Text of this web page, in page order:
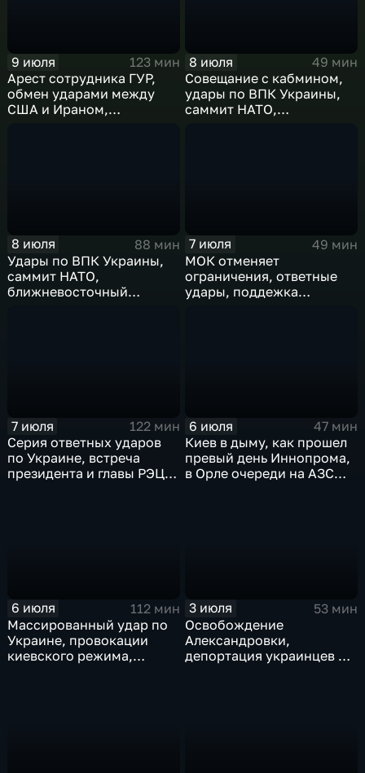
9 июля
123 мин
Арест сотрудника ГУР,
обмен ударами между
США и Ираном,
8 июля
49 мин
Совещание с кабмином,
удары по ВПК Украины,
саммит НАТО,
8 июля
88 мин
Удары по ВПК Украины,
саммит НАТО,
ближневосточный
7 июля
49 мин
МОК отменяет
ограничения, ответные
удары, поддежка
7 июля
122 мин
Серия ответных ударов
по Украине, встреча
президента и главы РЭЦ,
6 июля
47 мин
Киев в дыму, как прошел
превый день Иннопрома,
в Орле очереди на АЗС
6 июля
112 мин
Массированный удар по
Украине, провокации
киевского режима,
3 июля
53 мин
Освобождение
Александровки,
депортация украинцев из